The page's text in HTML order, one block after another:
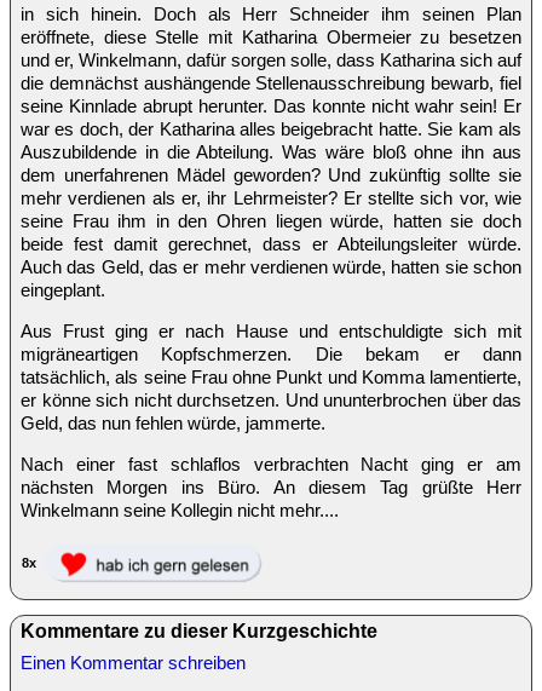
in sich hinein. Doch als Herr Schneider ihm seinen Plan
eröffnete, diese Stelle mit Katharina Obermeier zu besetzen
und er, Winkelmann, dafür sorgen solle, dass Katharina sich auf
die demnächst aushängende Stellenausschreibung bewarb, fiel
seine Kinnlade abrupt herunter. Das konnte nicht wahr sein! Er
war es doch, der Katharina alles beigebracht hatte. Sie kam als
Auszubildende in die Abteilung. Was wäre bloß ohne ihn aus
dem unerfahrenen Mädel geworden? Und zukünftig sollte sie
mehr verdienen als er, ihr Lehrmeister? Er stellte sich vor, wie
seine Frau ihm in den Ohren liegen würde, hatten sie doch
beide fest damit gerechnet, dass er Abteilungsleiter würde.
Auch das Geld, das er mehr verdienen würde, hatten sie schon
eingeplant.
Aus Frust ging er nach Hause und entschuldigte sich mit
migräneartigen Kopfschmerzen. Die bekam er dann
tatsächlich, als seine Frau ohne Punkt und Komma lamentierte,
er könne sich nicht durchsetzen. Und ununterbrochen über das
Geld, das nun fehlen würde, jammerte.
Nach einer fast schlaflos verbrachten Nacht ging er am
nächsten Morgen ins Büro. An diesem Tag grüßte Herr
Winkelmann seine Kollegin nicht mehr....
8x
Kommentare zu dieser Kurzgeschichte
Einen Kommentar schreiben